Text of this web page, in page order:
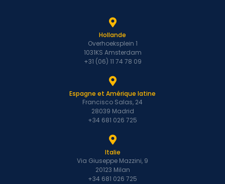
Hollande
Overhoeksplein 1
1031KS Amsterdam
+31 (06) 11 74 78 09
Espagne et Amérique latine
Francisco Salas, 24
28039 Madrid
+34 681 026 725
Italie
Via Giuseppe Mazzini, 9
20123 Milan
+34 681 026 725